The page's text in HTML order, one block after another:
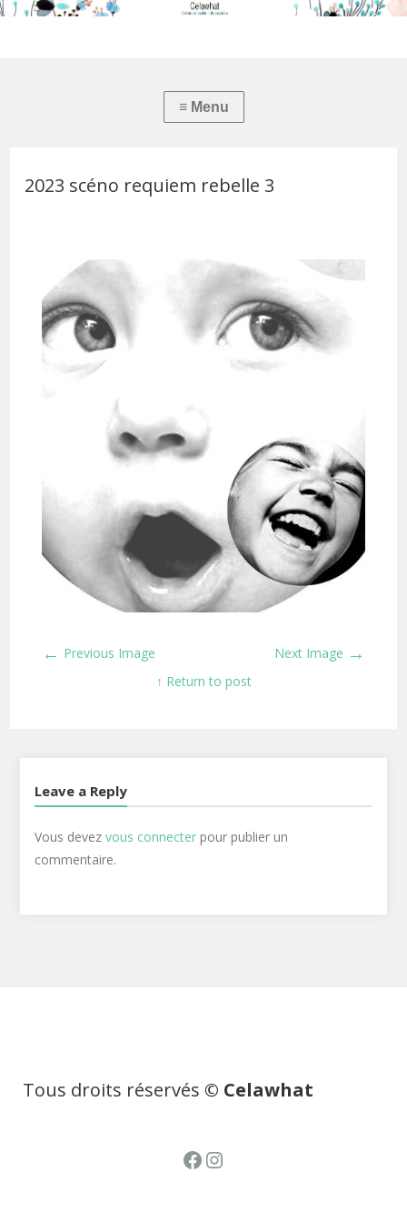
2023 scéno requiem rebelle 3
← Previous Image Next Image →
↑ Return to post
Leave a Reply
Vous devez vous connecterpour publier un
commentaire.
Tous droits réservés © Celawhat
Facebook
Instagram